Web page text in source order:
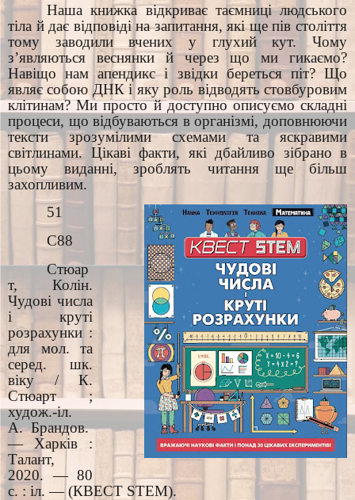
Наша книжка відкриває таємниці людського
тіла й дає відповіді на запитання, які ще пів століття
тому заводили вчених у глухий кут. Чому
з’являються веснянки й через що ми гикаємо?
Навіщо нам апендикс і звідки береться піт? Що
являє собою ДНК і яку роль відводять стовбуровим
клітинам? Ми просто й доступно описуємо складні
процеси, що відбуваються в організмі, доповнюючи
тексти зрозумілими схемами та яскравими
світлинами. Цікаві факти, які дбайливо зібрано в
цьому виданні, зроблять читання ще більш
захопливим.
51
С88
Стюар
т, Колін.
Чудові числа
і круті
розрахунки :
для мол. та
серед. шк.
віку / К.
Стюарт ;
худож.-іл.
А. Брандов.
— Харків :
Талант,
2020. — 80
с. : іл. — (КВЕСТ STEM).